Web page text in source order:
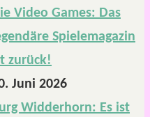
Video Games: Das
Spielemagazin
zurück!
Juni 2026
Widderhorn: Es ist